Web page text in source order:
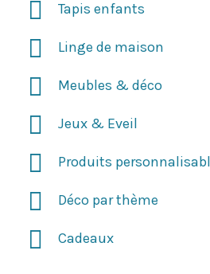
Tapis enfants
Linge de maison
Meubles & déco
Jeux & Eveil
Produits
Déco par thème
Cadeaux